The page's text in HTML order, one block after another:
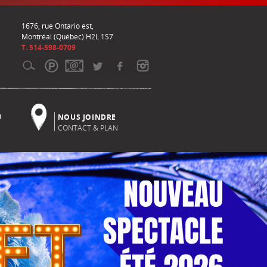
1676, rue Ontario est,
Montréal (Québec) H2L 1S7
T. 514-598-0709
NOUS JOINDRE
CONTACT & PLAN